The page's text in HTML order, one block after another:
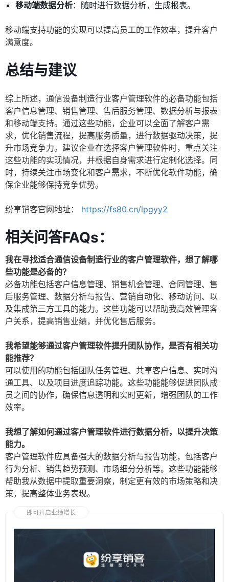
移动端数据分析：随时进行数据分析，生成报表。
移动端支持功能的实现可以提高员工的工作效率，提升客户
满意度。
总结与建议
综上所述，通信设备制造行业客户管理软件的必备功能包括
客户信息管理、销售管理、售后服务管理、数据分析与报表
和移动端支持。通过这些功能，企业可以全面了解客户需
求，优化销售流程，提高服务质量，进行数据驱动决策，提
升市场竞争力。建议企业在选择客户管理软件时，重点关注
这些功能的实现情况，并根据自身需求进行定制化选择。同
时，持续关注市场变化和客户需求，不断优化软件功能，确
保企业能够保持竞争优势。
纷享销客官网地址： https://fs80.cn/lpgyy2
相关问答FAQs：
我在寻找适合通信设备制造行业的客户管理软件，想了解哪
些功能是必备的？
必备功能包括客户信息管理、销售机会管理、合同管理、售
后服务管理、数据分析与报告、营销自动化、移动访问、以
及集成第三方工具的能力。这些功能可以帮助我高效管理客
户关系，提高销售业绩，并优化售后服务。
我希望能够通过客户管理软件提升团队协作，是否有相关功
能推荐？
可以使用的功能包括团队任务管理、共享客户信息、实时沟
通工具、以及项目进度追踪功能。这些功能能够促进团队成
员之间的协作，确保信息透明和实时更新，增强团队的工作
效率。
我想了解如何通过客户管理软件进行数据分析，以提升决策
能力。
客户管理软件应具备强大的数据分析与报告功能，包括客户
行为分析、销售趋势预测、市场细分分析等。这些功能能够
帮助我从数据中提取重要洞察，制定更有效的市场策略和决
策，提高整体业务表现。
即可开启业绩增长